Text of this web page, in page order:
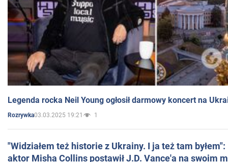
Legenda rocka Neil Young ogłosił darmowy koncert na
Rozrywka03.03.2025 19:21 1
"Widziałem też historie z Ukrainy. I ja też tam
aktor Misha Collins postawił J.D. Vance'a na swoim